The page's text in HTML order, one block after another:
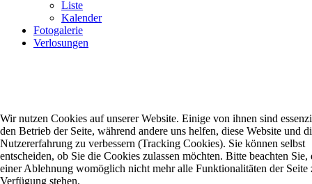
Liste
Kalender
Fotogalerie
Verlosungen
Wir nutzen Cookies auf unserer Website. Einige von ihnen sind
den Betrieb der Seite, während andere uns helfen, diese Website und
Nutzererfahrung zu verbessern (Tracking Cookies). Sie können selbst
entscheiden, ob Sie die Cookies zulassen möchten. Bitte beachten Sie,
einer Ablehnung womöglich nicht mehr alle Funktionalitäten der Seite
Verfügung stehen.